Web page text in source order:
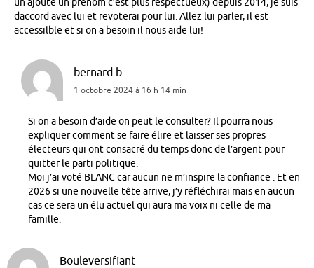
un ajouté un prénom c’est plus respectueux) depuis 2014, je suis
daccord avec lui et revoterai pour lui. Allez lui parler, il est
accessilble et si on a besoin il nous aide lui!
bernard b
1 octobre 2024 à 16 h 14 min
Si on a besoin d’aide on peut le consulter? Il pourra nous
expliquer comment se faire élire et laisser ses propres
électeurs qui ont consacré du temps donc de l’argent pour
quitter le parti politique.
Moi j’ai voté BLANC car aucun ne m’inspire la confiance . Et en
2026 si une nouvelle tête arrive, j’y réfléchirai mais en aucun
cas ce sera un élu actuel qui aura ma voix ni celle de ma
famille.
Bouleversifiant